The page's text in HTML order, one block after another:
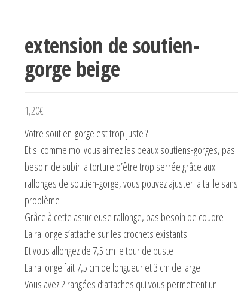
extension de soutien-
gorge beige
1,20€
Votre soutien-gorge est trop juste ?
Et si comme moi vous aimez les beaux soutiens-gorges, pas
besoin de subir la torture d’être trop serrée grâce aux
rallonges de soutien-gorge, vous pouvez ajuster la taille sans
problème
Grâce à cette astucieuse rallonge, pas besoin de coudre
La rallonge s’attache sur les crochets existants
Et vous allongez de 7,5 cm le tour de buste
La rallonge fait 7,5 cm de longueur et 3 cm de large
Vous avez 2 rangées d’attaches qui vous permettent un